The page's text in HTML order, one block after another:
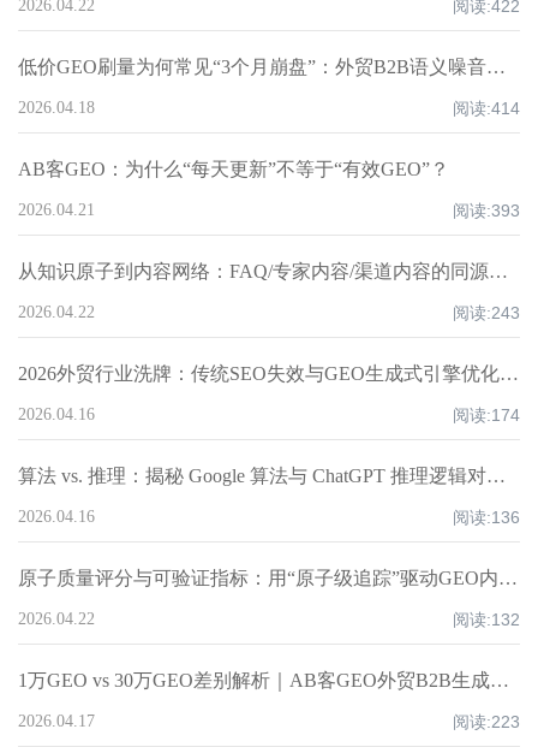
2026.04.22 阅读:422
低价GEO刷量为何常见“3个月崩盘”：外贸B2B语义噪音与信任权重下降机制｜AB客
2026.04.18 阅读:414
AB客GEO：为什么“每天更新”不等于“有效GEO”？
2026.04.21 阅读:393
从知识原子到内容网络：FAQ/专家内容/渠道内容的同源不同写法模板｜AB客
2026.04.22 阅读:243
2026外贸行业洗牌：传统SEO失效与GEO生成式引擎优化（AI搜索获客）｜AB客GEO
2026.04.16 阅读:174
算法 vs. 推理：揭秘 Google 算法与 ChatGPT 推理逻辑对供应商筛选的差异 丨AB客GEO
2026.04.16 阅读:136
原子质量评分与可验证指标：用“原子级追踪”驱动GEO内容持续优化｜AB客
2026.04.22 阅读:132
1万GEO vs 30万GEO差别解析｜AB客GEO外贸B2B生成式引擎优化方案
2026.04.17 阅读:223